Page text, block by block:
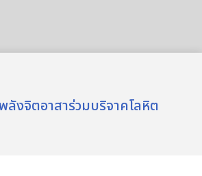
งจิตอาสาร่วมบริจาคโลหิต